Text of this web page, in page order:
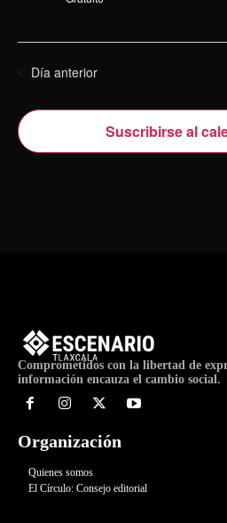
Día anterior
Suscribirse al
Comprometidos con la libertad de
información encauza el cambio social.
Organización
Quienes somos
El Círculo: Consejo editorial